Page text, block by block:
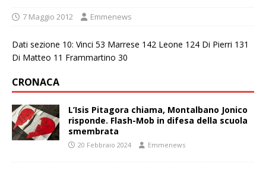
7 Maggio 2012 Emmenews
Dati sezione 10: Vinci 53 Marrese 142 Leone 124 Di Pierri 131
Di Matteo 11 Frammartino 30
CRONACA
L’Isis Pitagora chiama, Montalbano Jonico
risponde. Flash-Mob in difesa della scuola
smembrata
20 Febbraio 2024 Emmenews